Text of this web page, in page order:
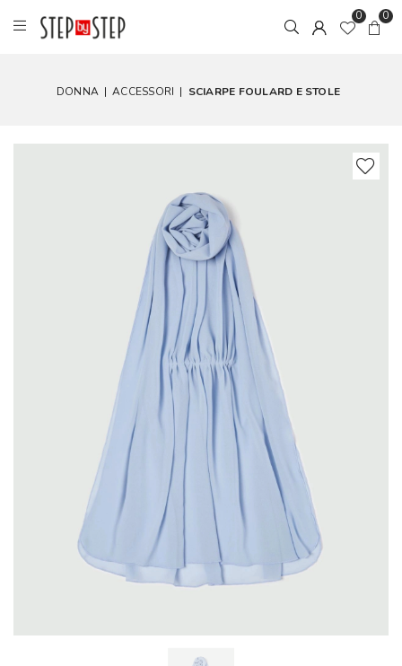
0 0
DONNA | ACCESSORI | SCIARPE FOULARD E STOLE